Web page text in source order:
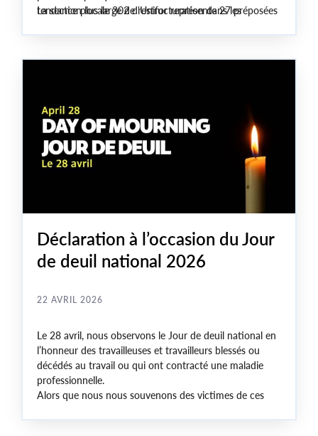
tendance plus large de restructuration dans les
La section locale 302 d'Unifor représente 27 préposées
Déclaration à l’occasion du Jour
de deuil national 2026
22 AVRIL 2026
Le 28 avril, nous observons le Jour de deuil national en
l’honneur des travailleuses et travailleurs blessés ou
décédés au travail ou qui ont contracté une maladie
professionnelle.
Alors que nous nous souvenons des victimes de ces